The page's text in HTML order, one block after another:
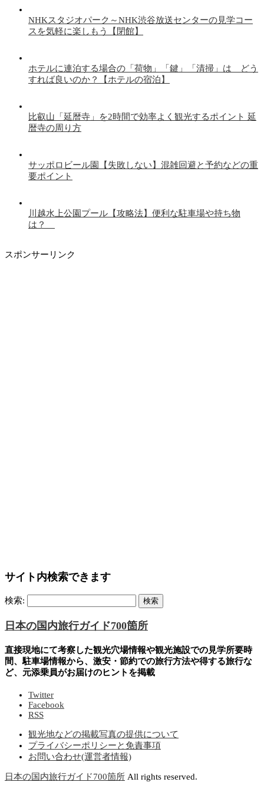
NHKスタジオパーク～NHK渋谷放送センターの見学コー
スを気軽に楽しもう【閉館】
ホテルに連泊する場合の「荷物」「鍵」「清掃」は どう
すれば良いのか？【ホテルの宿泊】
比叡山「延暦寺」を2時間で効率よく観光するポイント 延
暦寺の周り方
サッポロビール園【失敗しない】混雑回避と予約などの重
要ポイント
川越水上公園プール【攻略法】便利な駐車場や持ち物
は？
スポンサーリンク
サイト内検索できます
検索:
日本の国内旅行ガイド700箇所
直接現地にて考察した観光穴場情報や観光施設での見学所要時
間、駐車場情報から、激安・節約での旅行方法や得する旅行な
ど、元添乗員がお届けのヒントを掲載
Twitter
Facebook
RSS
観光地などの掲載写真の提供について
プライバシーポリシーと免責事項
お問い合わせ(運営者情報)
日本の国内旅行ガイド700箇所 All rights reserved.